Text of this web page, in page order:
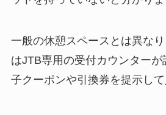
一般の休憩スペースとは異な
はJTB専用の受付カウンター
子クーポンや引換券を提示して